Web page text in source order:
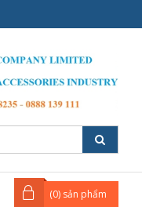
(0) sản phẩm